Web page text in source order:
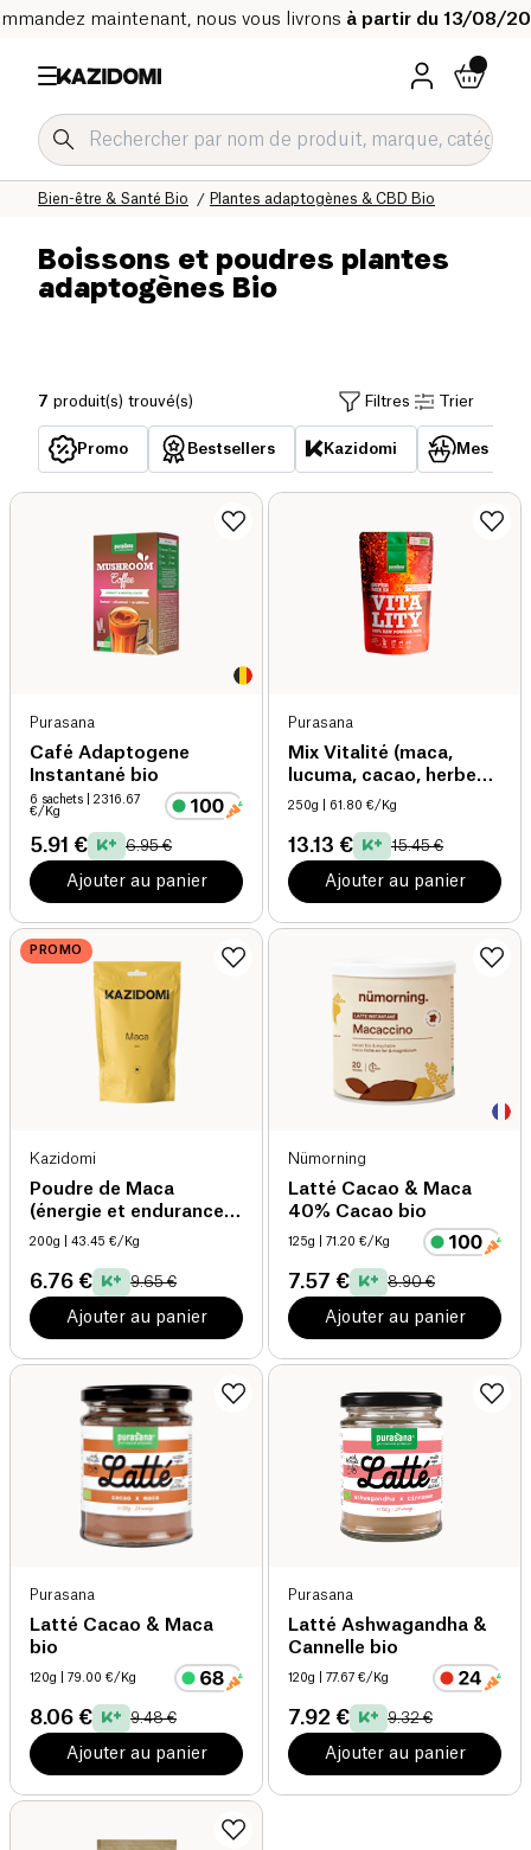
maintenant, nous vous livrons à partir du 13/08/
Plantes adaptogènes & CBD Bio
Bien-être & Santé Bio
Notre catalogue bio
Accueil
Boissons et poudres plantes
adaptogènes Bio
7 produit(s) trouvé(s) Filtres Trier
Promo Bestsellers Kazidomi Mes
Purasana
Café Adaptogene
Instantané bio
6 sachets
| 2316.67
€/Kg
5.91 € 6.95 €
Ajouter au panier
Purasana
Mix Vitalité (maca,
lucuma, cacao, herbe
blé, spiruline, guarana,
250g | 61.80 €/Kg
13.13 € 15.45 €
Ajouter au panier
PROMO
Kazidomi
Poudre de Maca
(énergie et endurance)
bio
200g | 43.45 €/Kg
6.76 € 9.65 €
Ajouter au panier
Nümorning
Latté Cacao & Maca
40% Cacao bio
125g | 71.20 €/Kg
7.57 € 8.90 €
Ajouter au panier
Purasana
Latté Cacao & Maca
bio
120g | 79.00 €/Kg
8.06 € 9.48 €
Ajouter au panier
Purasana
Latté Ashwagandha &
Cannelle bio
120g | 77.67 €/Kg
7.92 € 9.32 €
Ajouter au panier